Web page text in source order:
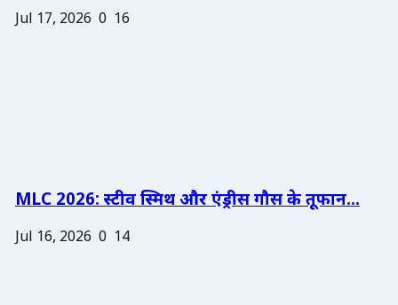
Jul 17, 2026 0 16
MLC 2026: स्टीव स्मिथ और एंड्रीस गौस के तूफान...
Jul 16, 2026 0 14